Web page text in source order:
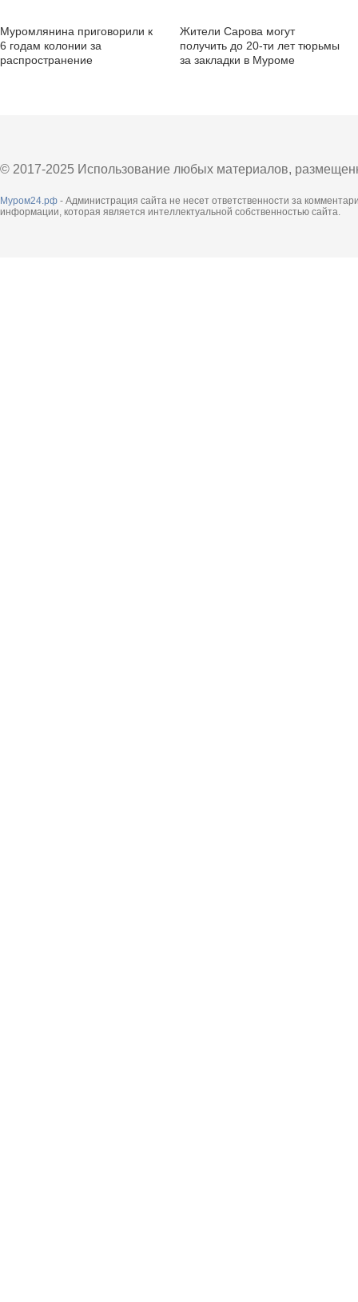
Муромлянина приговорили к
6 годам колонии за
распространение
Жители Сарова могут
получить до 20-ти лет тюрьмы
за закладки в Муроме
© 2017-2025 Использование любых материалов,
Муром24.рф - Администрация сайта не несет ответственности за
информации, которая является интеллектуальной собственностью сайта.